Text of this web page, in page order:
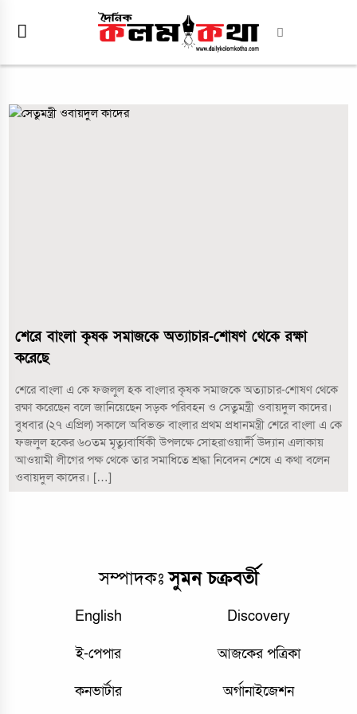
শেরে বাংলা কৃষক সমাজকে অত্যাচার-শোষণ থেকে রক্ষা
করেছে
শেরে বাংলা এ কে ফজলুল হক বাংলার কৃষক সমাজকে অত্যাচার-শোষণ থেকে
রক্ষা করেছেন বলে জানিয়েছেন সড়ক পরিবহন ও সেতুমন্ত্রী ওবায়দুল কাদের।
বুধবার (২৭ এপ্রিল) সকালে অবিভক্ত বাংলার প্রথম প্রধানমন্ত্রী শেরে বাংলা এ কে
ফজলুল হকের ৬০তম মৃত্যুবার্ষিকী উপলক্ষে সোহরাওয়ার্দী উদ্যান এলাকায়
আওয়ামী লীগের পক্ষ থেকে তার সমাধিতে শ্রদ্ধা নিবেদন শেষে এ কথা বলেন
ওবায়দুল কাদের। […]
সম্পাদকঃসুমন চক্রবর্তী
English Discovery
ই-পেপার আজকের পত্রিকা
কনভার্টার অর্গানাইজেশন